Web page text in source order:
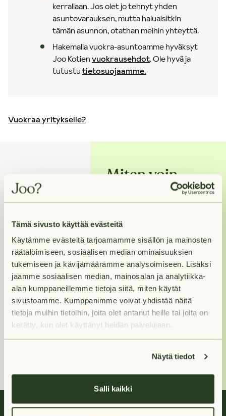
Tämä sivusto käyttää evästeitä
Käytämme evästeitä tarjoamamme sisällön ja mainosten
räätälöimiseen, sosiaalisen median ominaisuuksien
tukemiseen ja kävijämäärämme analysoimiseen. Lisäksi
jaamme sosiaalisen median, mainosalan ja analytiikka-
alan kumppaneillemme tietoja siitä, miten käytät
sivustoamme. Kumppanimme voivat yhdistää näitä
tietoja muihin tietoihin, joita olet antanut heille tai joita on
kerätty, kun olet käyttänyt heidän palvelujaan.
Näytä tiedot
Salli kaikki
kerrallaan. Jos olet jo tehnyt yhden
asuntovarauksen, mutta haluaisitkin
tämän asunnon, otathan meihin yhteyttä.
Hakemalla vuokra-asuntoamme hyväksyt
Joo Kotienvuokrausehdot. Ole hyvä ja
tutustutietosuojaamme.
Vuokraa yritykselle?
Miten voin
asunnon, varaa se
ensin, niin otamme
sinuun yhteyttä
näytöstä.
Aleksei
+358400212897